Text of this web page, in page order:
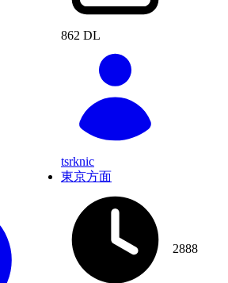
862 DL
tsrknic
東京方面
2888